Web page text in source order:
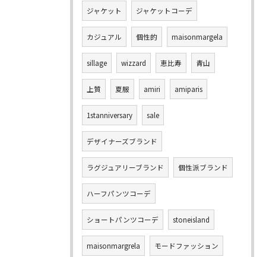
ジャケット ジャケットコーデ
カジュアル 個性的 maisonmargela
sillage wizzard 恵比寿 青山
上質 夏服 amiri amiparis
1stanniversary sale
デザイナーズブランド
ラグジュアリーブランド 個性派ブランド
ハーフパンツコーデ
ショートパンツコーデ stoneisland
maisonmargrela モードファッション